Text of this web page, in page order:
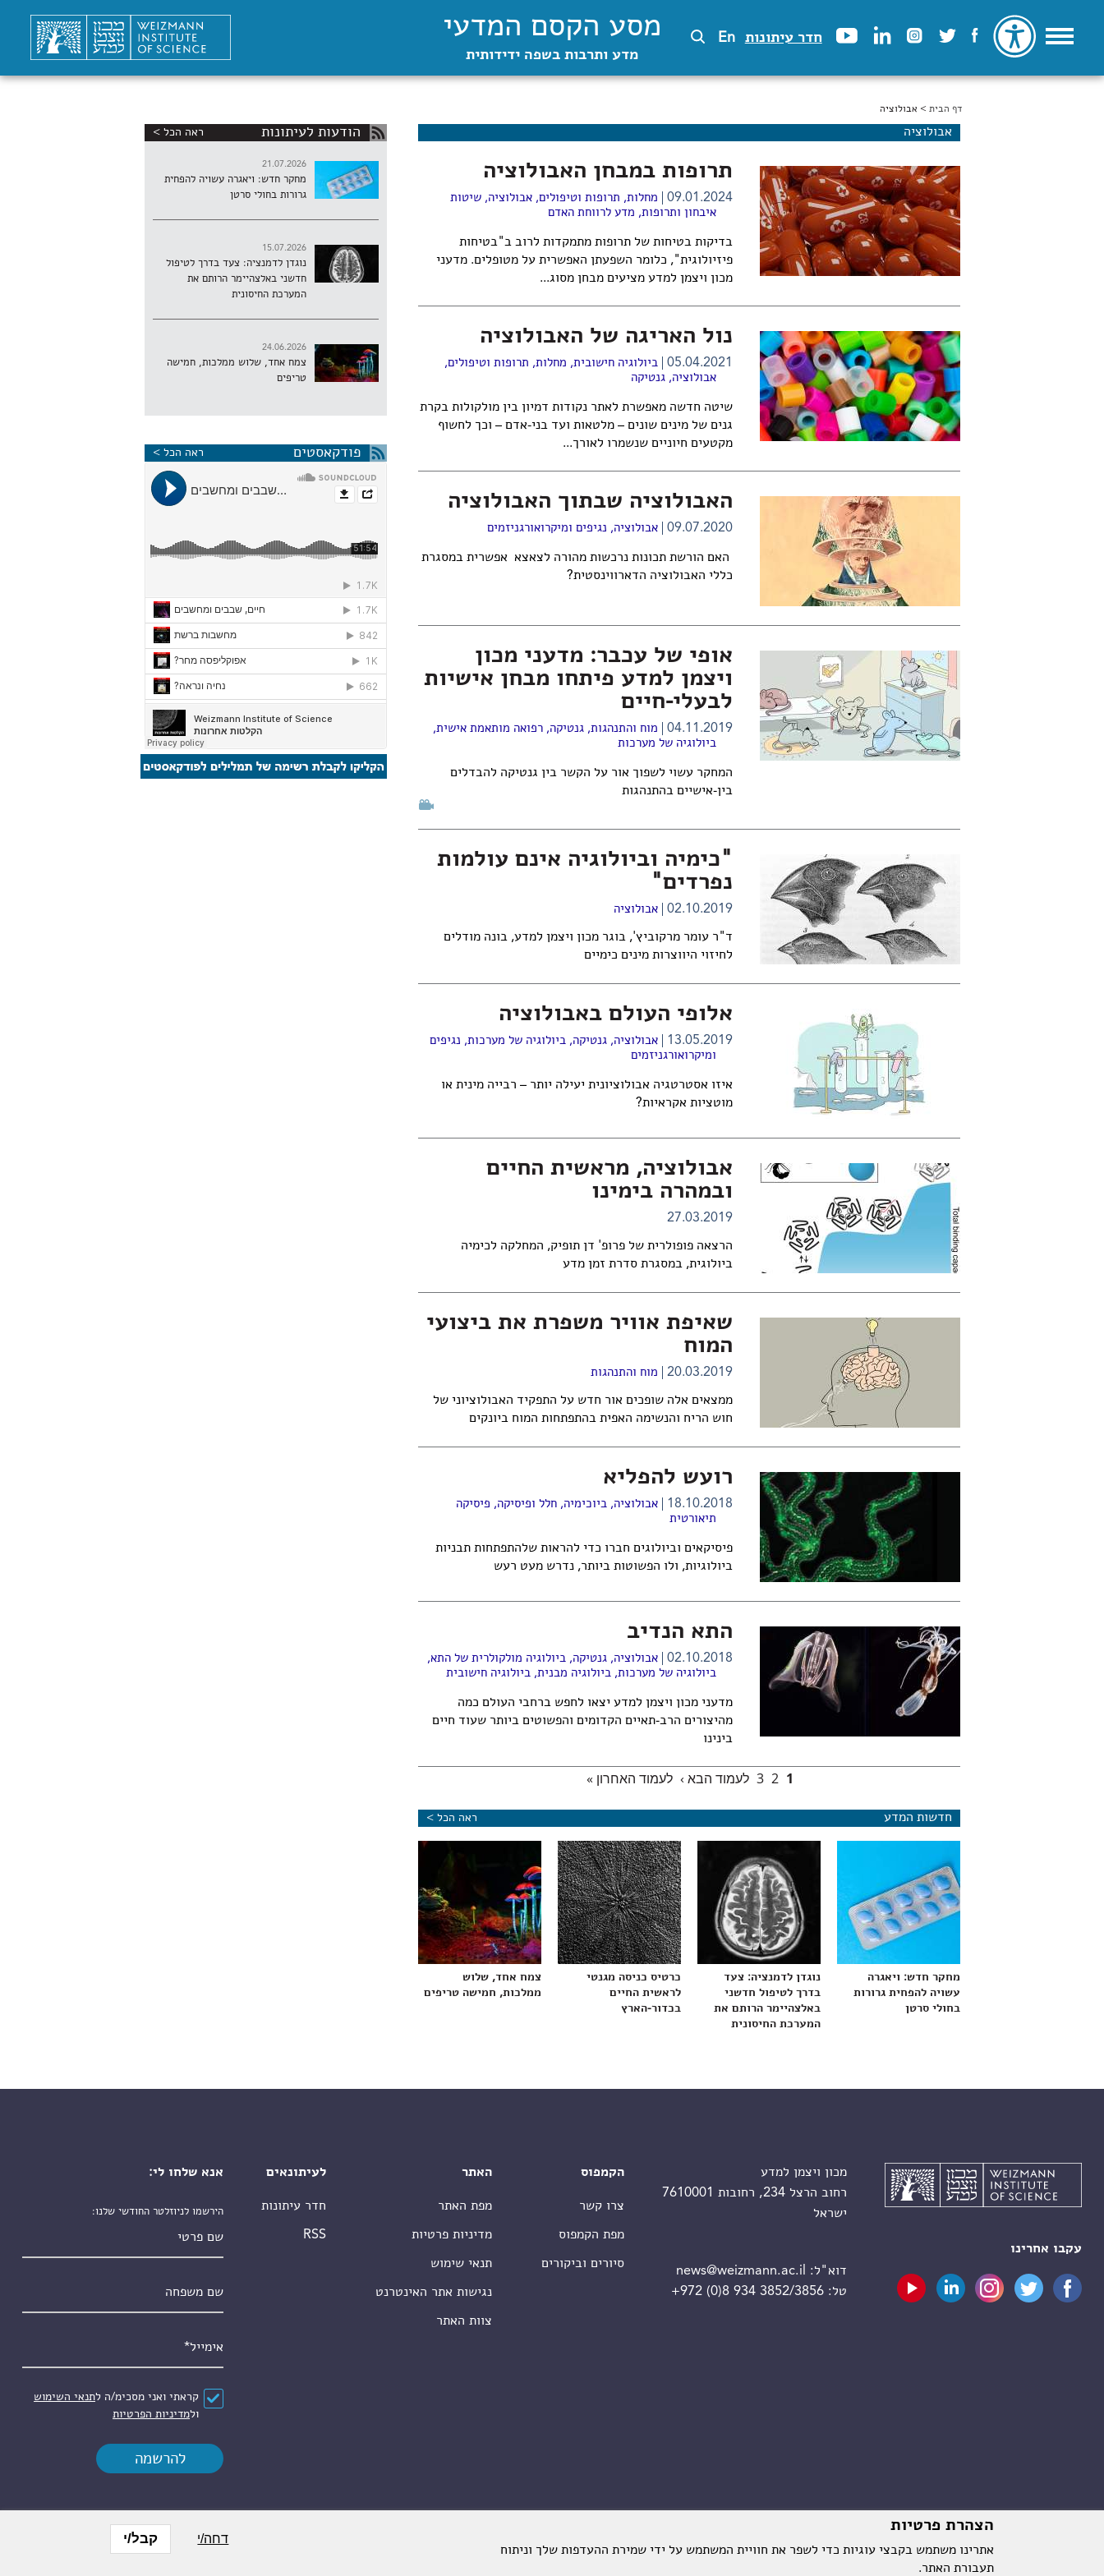
חדר עיתונות En מסע הקסם המדעי
מדע ותרבות בשפה ידידותית
הינך נמצא כאן
דף הבית > אבולוציה
אבולוציה
תרופות במבחן האבולוציה
09.01.2024 מחלות, תרופות וטיפולים,אבולוציה,שיטות
איבחון ותרופות, מדע לרווחת האדם
בדיקות בטיחות של תרופות מתמקדות לרוב ב"בטיחות
פיזיולוגית", כלומר השפעתן האפשרית על מטופלים. מדעני
מכון ויצמן למדע מציעים מבחן מסוג...
נול האריגה של האבולוציה
05.04.2021 ביולוגיה חישובית, מחלות, תרופות וטיפולים,
אבולוציה,גנטיקה
שיטה חדשה מאפשרת לאתר נקודות דמיון בין מולקולות בקרת
גנים של מינים שונים – מלטאות ועד בני-אדם – וכך לחשוף
מקטעים חיוניים שנשמרו לאורך...
האבולוציה שבתוך האבולוציה
09.07.2020 אבולוציה, נגיפים ומיקרואורגניזמים
האם הורשת תכונות נרכשות מהורה לצאצא אפשרית במסגרת
כללי האבולוציה הדארווינסטית?
אופי של עכבר: מדעני מכון
ויצמן למדע פיתחו מבחן אישיות
לבעלי-חיים
04.11.2019 מוח והתנהגות,גנטיקה,רפואה מותאמת אישית,
ביולוגיה של מערכות
המחקר עשוי לשפוך אור על הקשר בין גנטיקה להבדלים
בין-אישיים בהתנהגות
"כימיה וביולוגיה אינם עולמות
נפרדים"
02.10.2019 אבולוציה
ד"ר עומר מרקוביץ', בוגר מכון ויצמן למדע, בונה מודלים
לחיזוי היווצרות מינים כימיים
אלופי העולם באבולוציה
13.05.2019 אבולוציה,גנטיקה,ביולוגיה של מערכות, נגיפים
ומיקרואורגניזמים
איזו אסטרטגיה אבולוציונית יעילה יותר – רבייה מינית או
מוטציות אקראיות?
אבולוציה, מראשית החיים
ובמהרה בימינו
27.03.2019
הרצאה פופולרית של פרופ' דן תופיק, המחלקה לכימיה
ביולוגית, במסגרת סדרת זמן מדע
שאיפת אוויר משפרת את ביצועי
המוח
20.03.2019 מוח והתנהגות
ממצאים אלה שופכים אור חדש על התפקיד האבולוציוני של
חוש הריח והנשימה האפית בהתפתחות המוח ביונקים
רועש להפליא
18.10.2018 אבולוציה,ביוכימיה,חלל ופיסיקה, פיסיקה
תיאורטית
פיסיקאים וביולוגים חברו כדי להראות שלהתפתחות תבניות
ביולוגיות, ולו הפשוטות ביותר, נדרש מעט רעש
התא הנדיב
02.10.2018 אבולוציה,גנטיקה,ביולוגיה מולקולרית של התא,
ביולוגיה של מערכות,ביולוגיה מבנית,ביולוגיה חישובית
מדעני מכון ויצמן למדע יצאו לחפש ברחבי העולם כמה
מהיצורים הרב-תאיים הקדומים והפשוטים ביותר שעוד חיים
בינינו
1
2
3 לעמוד הבא › לעמוד האחרון »
חדשות המדע ראה הכל >
מחקר חדש: ויאגרה
עשויה להפחית גרורות
בחולי סרטן
נוגדן לדמנציה: צעד
בדרך לטיפול חדשני
באלצהיימר הרותם את
המערכת החיסונית
כרטיס כניסה מגנטי
לראשית החיים
בכדור-הארץ
צמח אחד, שלוש
ממלכות, חמישה טריפים
הודעות לעיתונות ראה הכל >
21.07.2026
מחקר חדש: ויאגרה עשויה להפחית
גרורות בחולי סרטן
15.07.2026
נוגדן לדמנציה: צעד בדרך לטיפול
חדשני באלצהיימר הרותם את
המערכת החיסונית
24.06.2026
צמח אחד, שלוש ממלכות, חמישה
טריפים
פודקאסטים ראה הכל >
עקבו אחרינו
מכון ויצמן למדע
רחוב הרצל 234, רחובות 7610001
ישראל
דוא"ל:
news@weizmann.ac.il
טל:+972 (0)8 934 3852/3856
הקמפוס
צרו קשר
מפת הקמפוס
סיורים וביקורים
האתר
מפת האתר
מדיניות פרטיות
תנאי שימוש
נגישות אתר האינטרנט
צוות האתר
לעיתונאים
חדר עיתונות
RSS
אנא שלחו לי:
הירשמו לניוזלטר החודשי שלנו:
הסכם*
קראתי ואני מסכימ/ה לתנאי השימוש
ולמדיניות הפרטיות
מכון ויצמן למדע. כל הזכויות שמורות
הצהרת פרטיות
אתרינו משתמש בקבצי עוגיות כדי לשפר את חוויית המשתמש על ידי שמירת ההעדפות שלך וניתוח
תעבורת האתר.
דחה/י קבל/י